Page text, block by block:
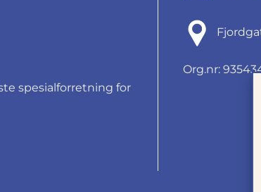
spesialforretning for
Org.nr: